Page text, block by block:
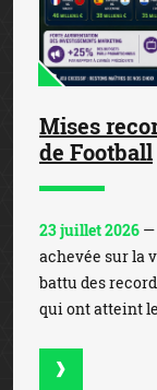
Mises
de Football
23 juillet 2026 —
achevée sur la
battu des
qui ont atteint